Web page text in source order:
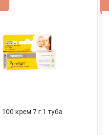
крем 7 г 1 туба